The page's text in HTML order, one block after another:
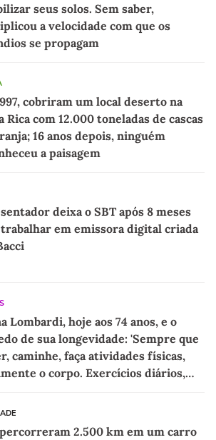
seus solos. Sem saber,
a velocidade com que os
se propagam
cobriram um local deserto na
Rica com 12.000 toneladas de cascas
16 anos depois, ninguém
a paisagem
deixa o SBT após 8 meses
em emissora digital criada
Lombardi, hoje aos 74 anos, e o
de sua longevidade: 'Sempre que
caminhe, faça atividades físicas,
o corpo. Exercícios diários,
2.500 km em um carro